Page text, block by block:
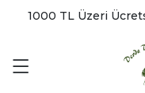
1000 TL Üzeri